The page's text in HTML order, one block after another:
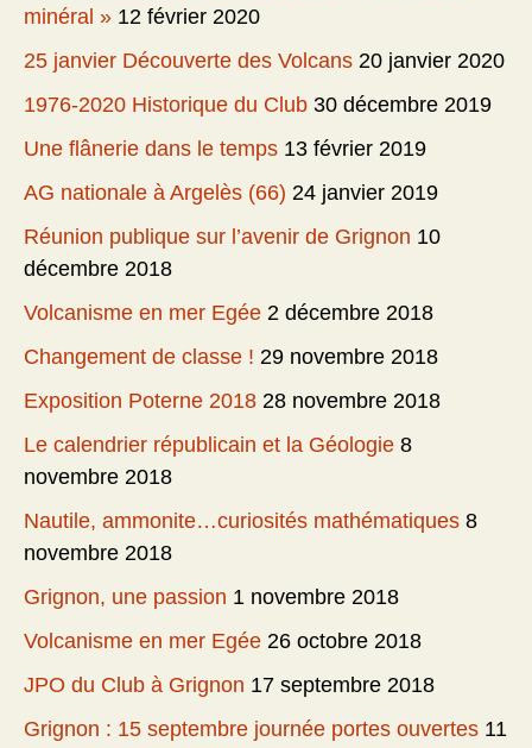
minéral » 12 février 2020
25 janvier Découverte des Volcans 20 janvier 2020
1976-2020 Historique du Club 30 décembre 2019
Une flânerie dans le temps 13 février 2019
AG nationale à Argelès (66) 24 janvier 2019
Réunion publique sur l’avenir de Grignon 10
décembre 2018
Volcanisme en mer Egée 2 décembre 2018
Changement de classe ! 29 novembre 2018
Exposition Poterne 2018 28 novembre 2018
Le calendrier républicain et la Géologie 8
novembre 2018
Nautile, ammonite…curiosités mathématiques 8
novembre 2018
Grignon, une passion 1 novembre 2018
Volcanisme en mer Egée 26 octobre 2018
JPO du Club à Grignon 17 septembre 2018
Grignon : 15 septembre journée portes ouvertes 11